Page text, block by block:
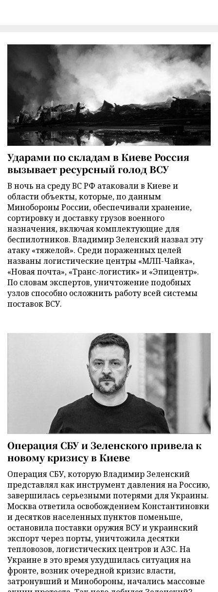
Ударами по складам в Киеве Россия
вызывает ресурсный голод ВСУ
В ночь на среду ВС РФ атаковали в Киеве и
области объекты, которые, по данным
Минобороны России, обеспечивали хранение,
сортировку и доставку грузов военного
назначения, включая комплектующие для
беспилотников. Владимир Зеленский назвал эту
атаку «тяжелой». Среди пораженных целей
названы логистические центры «МЛП-Чайка»,
«Новая почта», «Транс-логистик» и «Эпицентр».
По словам экспертов, уничтожение подобных
узлов способно осложнить работу всей системы
поставок ВСУ.
Операция СБУ и Зеленского привела к
новому кризису в Киеве
Операция СБУ, которую Владимир Зеленский
представлял как инструмент давления на Россию,
завершилась серьезными потерями для Украины.
Москва ответила освобождением Константиновки
и десятков населенных пунктов поменьше,
остановила поставки оружия ВСУ и украинский
экспорт через порты, уничтожила десятки
тепловозов, логистических центров и АЗС. На
Украине в это время ухудшилась ситуация на
фронте, возник очередной кризис власти,
затронувший и Минобороны, начались массовые